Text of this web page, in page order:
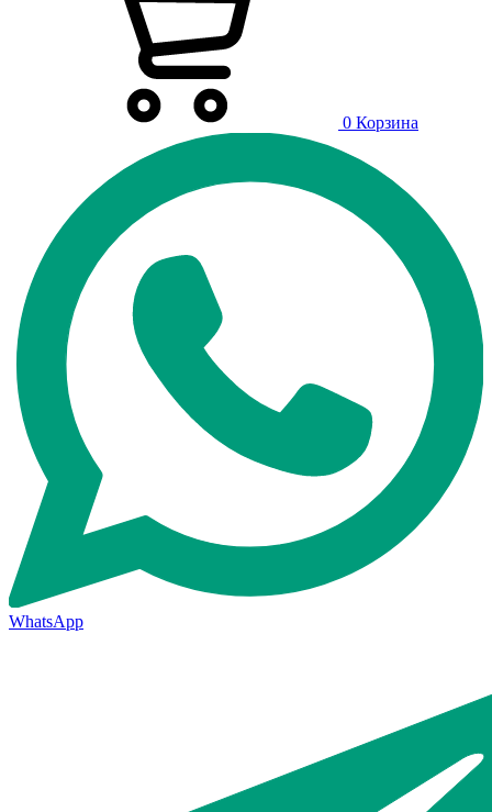
0 Корзина
WhatsApp